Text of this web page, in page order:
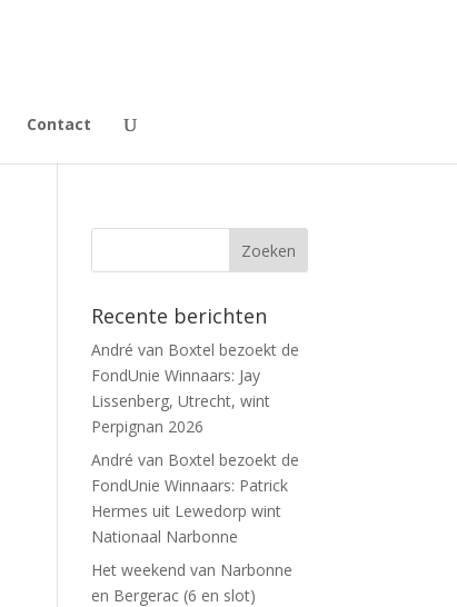
Contact
Recente berichten
André van Boxtel bezoekt de
FondUnie Winnaars: Jay
Lissenberg, Utrecht, wint
Perpignan 2026
André van Boxtel bezoekt de
FondUnie Winnaars: Patrick
Hermes uit Lewedorp wint
Nationaal Narbonne
Het weekend van Narbonne
en Bergerac (6 en slot)